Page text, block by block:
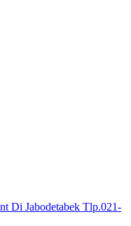
Di Jabodetabek Tlp.021-